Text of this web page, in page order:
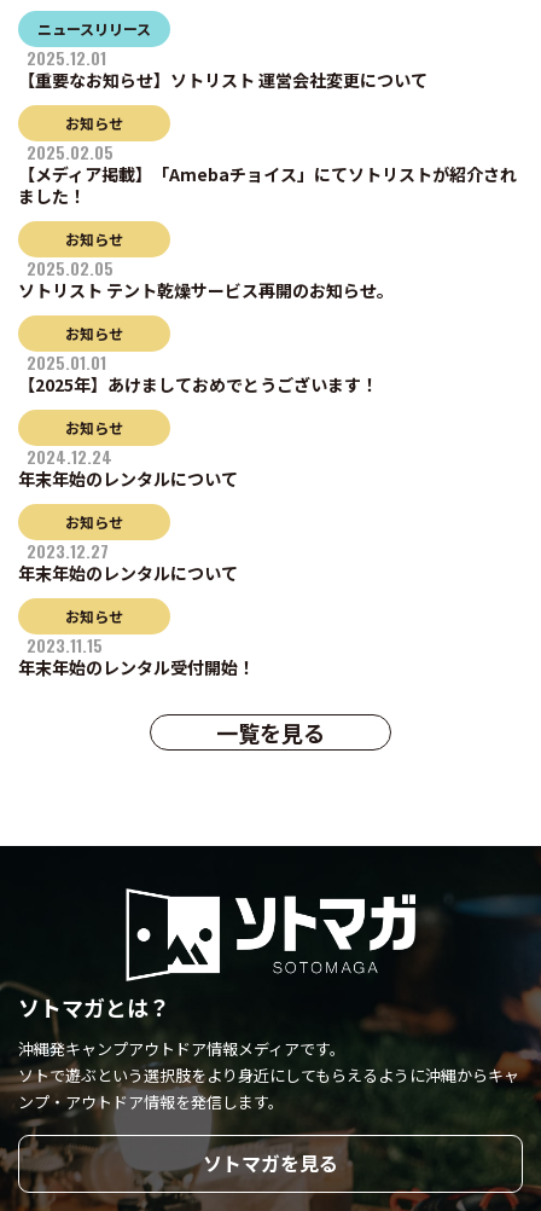
ニュースリリース
2025.12.01
【重要なお知らせ】ソトリスト 運営会社変更について
お知らせ
2025.02.05
【メディア掲載】「Amebaチョイス」にてソトリストが紹介され
ました！
お知らせ
2025.02.05
ソトリスト テント乾燥サービス再開のお知らせ。
お知らせ
2025.01.01
【2025年】あけましておめでとうございます！
お知らせ
2024.12.24
年末年始のレンタルについて
お知らせ
2023.12.27
年末年始のレンタルについて
お知らせ
2023.11.15
年末年始のレンタル受付開始！
一覧を見る
ソトマガとは？
沖縄発キャンプアウトドア情報メディアです。
ソトで遊ぶという選択肢をより身近にしてもらえるように沖縄からキャ
ンプ・アウトドア情報を発信します。
ソトマガを見る